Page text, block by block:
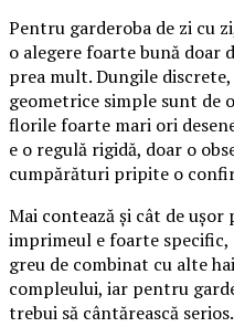
Pentru garderoba de zi cu
o alegere foarte bună doar
prea mult. Dungile
geometrice simple sunt de
florile foarte mari ori
e o regulă rigidă, doar o
cumpărături pripite o
Mai contează și cât de ușor
imprimeul e foarte
greu de combinat cu alte
compleului, iar pentru
trebui să cântărească serios.